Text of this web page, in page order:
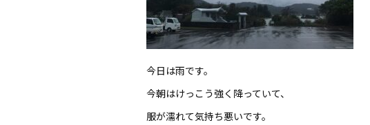
今日は雨です。
今朝はけっこう強く降っていて、
服が濡れて気持ち悪いです。